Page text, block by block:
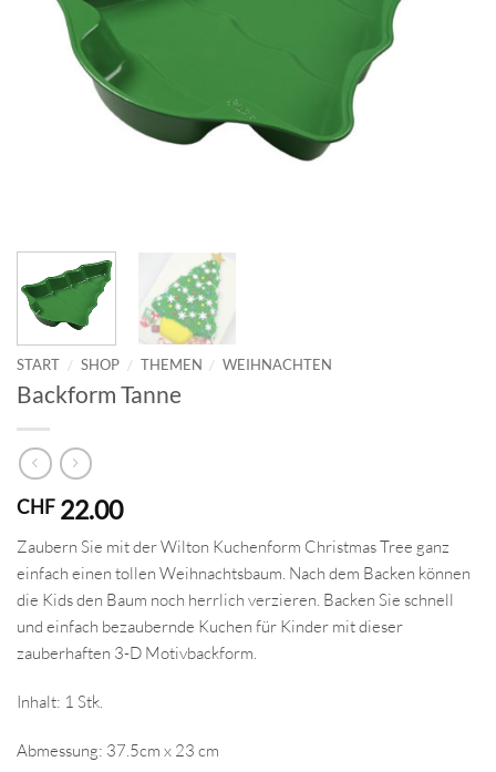
START / SHOP / THEMEN / WEIHNACHTEN
Backform Tanne
CHF 22.00
Zaubern Sie mit der Wilton Kuchenform Christmas Tree ganz
einfach einen tollen Weihnachtsbaum. Nach dem Backen können
die Kids den Baum noch herrlich verzieren. Backen Sie schnell
und einfach bezaubernde Kuchen für Kinder mit dieser
zauberhaften 3-D Motivbackform.
Inhalt: 1 Stk.
Abmessung: 37.5cm x 23 cm